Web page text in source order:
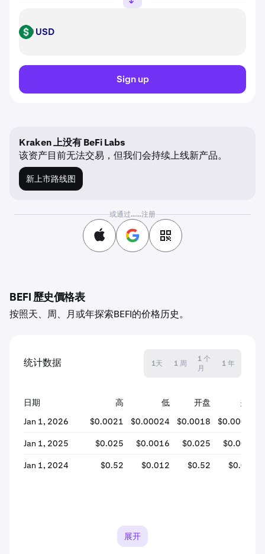
USD USD
Sign up
Kraken 上没有 BeFi Labs
该资产目前无法交易，但我们会持续上线新产品。
新上市路线图
或通过……注册
BEFI 歷史價格表
按照天、周、月或年探索BEFI的价格历史。
统计数据 1天 1 周
1 个
月
1 年
日期 高 低 开盘
关闭
Jan 1, 2026
$0.0021 $0.00024 $0.0018 $0.00032
Jan 1, 2025 $0.025 $0.0016 $0.025 $0.0018
Jan 1, 2024 $0.52 $0.012 $0.52 $0.024
展开